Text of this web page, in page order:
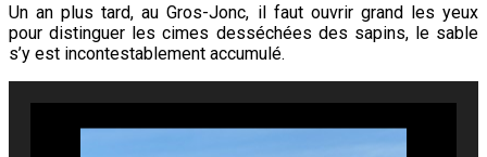
Un an plus tard, au Gros-Jonc, il faut ouvrir grand les yeux
pour distinguer les cimes desséchées des sapins, le sable
s’y est incontestablement accumulé.